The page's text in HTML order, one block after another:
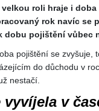
roli hraje i
rok navíc se
dobu pojištění vůbec
pojištění se zvyšuje,
do důchodu v
nestačí.
vyvíjela v